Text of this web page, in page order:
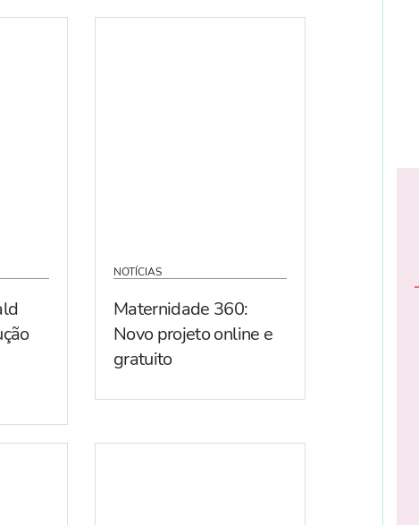
NOTÍCIAS
Maternidade 360:
Novo projeto online e
gratuito